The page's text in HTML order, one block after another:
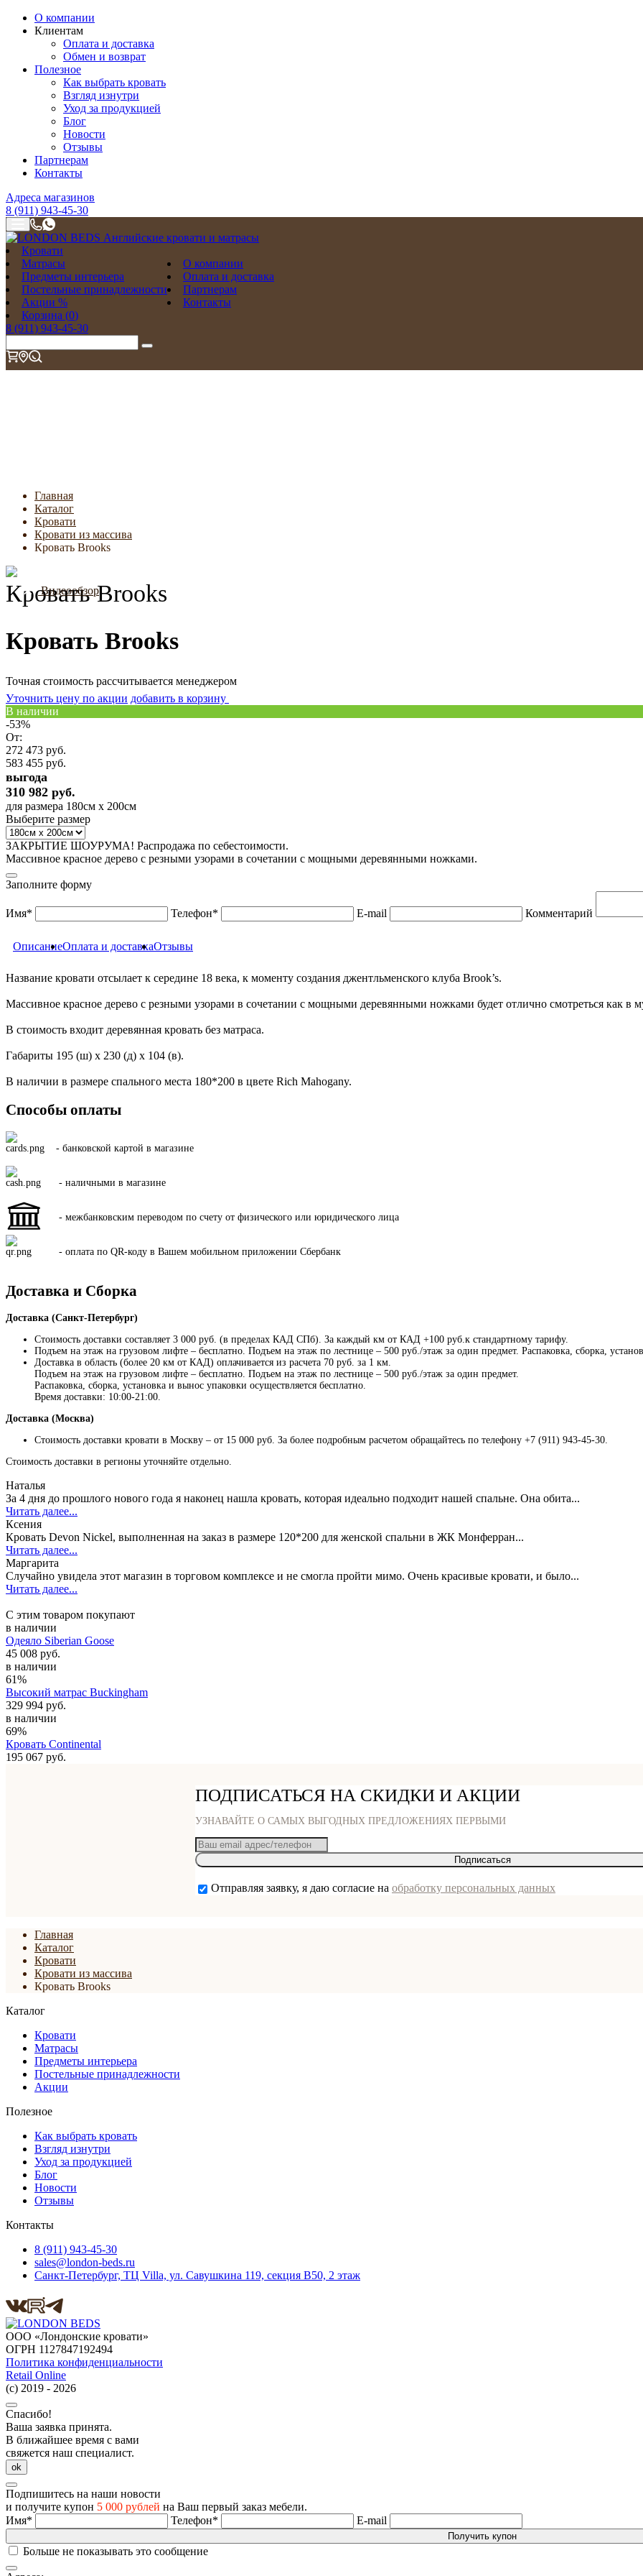
О компании
Клиентам
Оплата и доставка
Обмен и возврат
Полезное
Как выбрать кровать
Взгляд изнутри
Уход за продукцией
Блог
Новости
Отзывы
Партнерам
Контакты
Адреса магазинов
8 (911) 943-45-30
Кровати
Матрасы
Предметы интерьера
Постельные принадлежности
Акции %
Корзина (0)
О компании
Оплата и доставка
Партнерам
Контакты
8 (911) 943-45-30
Главная
Каталог
Кровати
Кровати из массива
Кровать Brooks
Кровать Brooks
Видеообзор
Кровать Brooks
Точная стоимость рассчитывается менеджером
Уточнить цену по акции добавить в корзину
В наличии
-53%
От:
272 473 руб.
583 455 руб.
выгода
310 982 руб.
для размера 180см x 200см
Выберите размер
ЗАКРЫТИЕ ШОУРУМА! Распродажа по себестоимости.
Массивное красное дерево с резными узорами в сочетании с мощными деревянными ножками.
Заполните форму
Имя* Телефон* E-mail Комментарий
ОписаниеОплата и доставкаОтзывы
Название кровати отсылает к середине 18 века, к моменту создания джентльменского клуба Brook’s.
Массивное красное дерево с резными узорами в сочетании с мощными деревянными ножками будет отлично смотреться как в
В стоимость входит деревянная кровать без матраса.
Габариты 195 (ш) x 230 (д) x 104 (в).
В наличии в размере спального места 180*200 в цвете Rich Mahogany.
Способы оплаты
- банковской картой в магазине
- наличными в магазине
- межбанковским переводом по счету от физического или юридического лица
- оплата по QR-коду в Вашем мобильном приложении Сбербанк
Доставка и Сборка
Доставка (Санкт-Петербург)
Стоимость доставки составляет 3 000 руб. (в пределах КАД СПб). За каждый км от КАД +100 руб.к стандартному тарифу.
Подъем на этаж на грузовом лифте – бесплатно. Подъем на этаж по лестнице – 500 руб./этаж за один предмет. Распаковка, сборка,
Доставка в область (более 20 км от КАД) оплачивается из расчета 70 руб. за 1 км.
Подъем на этаж на грузовом лифте – бесплатно. Подъем на этаж по лестнице – 500 руб./этаж за один предмет.
Распаковка, сборка, установка и вынос упаковки осуществляется бесплатно.
Время доставки: 10:00-21:00.
Доставка (Москва)
Стоимость доставки кровати в Москву – от 15 000 руб. За более подробным расчетом обращайтесь по телефону +7 (911) 943-45-30.
Стоимость доставки в регионы уточняйте отдельно.
Наталья
За 4 дня до прошлого нового года я наконец нашла кровать, которая идеально подходит нашей спальне. Она обита...
Читать далее...
Ксения
Кровать Devon Nickel, выполненная на заказ в размере 120*200 для женской спальни в ЖК Монферран...
Читать далее...
Маргарита
Случайно увидела этот магазин в торговом комплексе и не смогла пройти мимо. Очень красивые кровати, и было...
Читать далее...
С этим товаром покупают
в наличии
Одеяло Siberian Goose
45 008 руб.
в наличии
61%
Высокий матрас Buckingham
329 994 руб.
в наличии
69%
Кровать Continental
195 067 руб.
ПОДПИСАТЬСЯ НА СКИДКИ И АКЦИИ
УЗНАВАЙТЕ О САМЫХ ВЫГОДНЫХ ПРЕДЛОЖЕНИЯХ ПЕРВЫМИ
Подписаться
Отправляя заявку, я даю согласие на обработку персональных данных
Главная
Каталог
Кровати
Кровати из массива
Кровать Brooks
Каталог
Кровати
Матрасы
Предметы интерьера
Постельные принадлежности
Акции
Полезное
Как выбрать кровать
Взгляд изнутри
Уход за продукцией
Блог
Новости
Отзывы
Контакты
8 (911) 943-45-30
sales@london-beds.ru
Санкт-Петербург, ТЦ Villa, ул. Савушкина 119, секция B50, 2 этаж
ООО «Лондонские кровати»
ОГРН 1127847192494
Политика конфиденциальности
Retail Online
(с) 2019 - 2026
Спасибо!
Ваша заявка принята.
В ближайшее время с вами
свяжется наш специалист.
ok
Подпишитесь на наши новости
и получите купон 5 000 рублей на Ваш первый заказ мебели.
Имя*
Телефон* E-mail
Больше не показывать это сообщение